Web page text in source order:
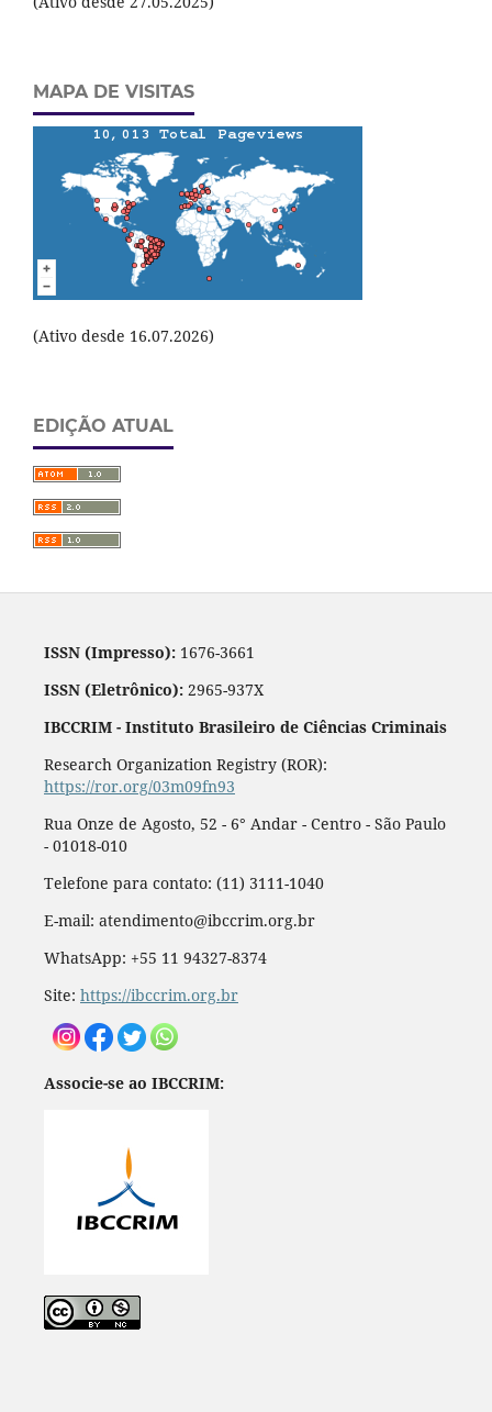
MAPA DE VISITAS
(Ativo desde 16.07.2026)
EDIÇÃO ATUAL
ISSN (Impresso):1676-3661
ISSN (Eletrônico):2965-937X
IBCCRIM - Instituto Brasileiro de Ciências Criminais
Research Organization Registry (ROR):
https://ror.org/03m09fn93
Rua Onze de Agosto, 52 - 6° Andar - Centro - São Paulo
- 01018-010
Telefone para contato: (11) 3111-1040
E-mail: atendimento@ibccrim.org.br
WhatsApp: +55 11 94327-8374
Site: https://ibccrim.org.br
Associe-se ao IBCCRIM: